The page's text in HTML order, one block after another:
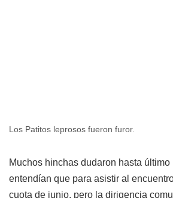
Los Patitos leprosos fueron furor.
Muchos hinchas dudaron hasta
entendían que para asistir al
cuota de junio, pero la dirigencia